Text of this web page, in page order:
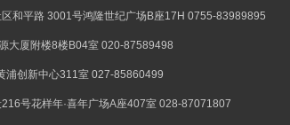
区和平路 3001号鸿隆世纪广场B座17H 0755-83989895
大厦附楼8楼B04室 020-87589498
浦创新中心311室 027-85860499
号花样年·喜年广场A座407室 028-87071807